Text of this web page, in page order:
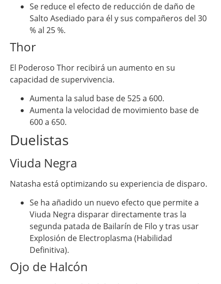
Se reduce el efecto de reducción de daño de
Salto Asediado para él y sus compañeros del 30
% al 25 %.
Thor
El Poderoso Thor recibirá un aumento en su
capacidad de supervivencia.
Aumenta la salud base de 525 a 600.
Aumenta la velocidad de movimiento base de
600 a 650.
Duelistas
Viuda Negra
Natasha está optimizando su experiencia de disparo.
Se ha añadido un nuevo efecto que permite a
Viuda Negra disparar directamente tras la
segunda patada de Bailarín de Filo y tras usar
Explosión de Electroplasma (Habilidad
Definitiva).
Ojo de Halcón